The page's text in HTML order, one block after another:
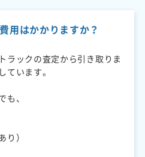
用はかかりますか？
ラックの査定から引き取りま
ています。
も、
り）